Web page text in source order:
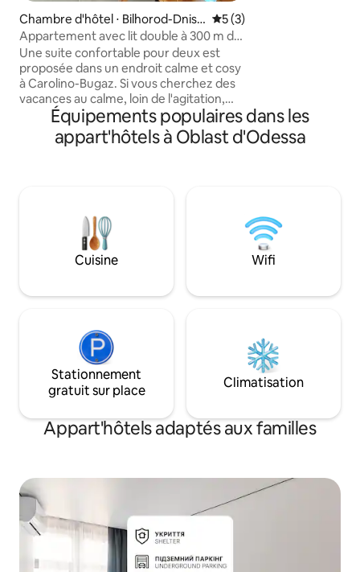
Chambre d'hôtel ⋅ Bilhorod-Dnist
rovskyi, Zatoka
Évaluation moyenne sur
5 (3)
Appartement avec lit double à 300 m de
la plage.
Une suite confortable pour deux est
proposée dans un endroit calme et cosy
à Carolino-Bugaz. Si vous cherchez des
vacances au calme, loin de l'agitation,
vous êtes vraiment au bon endroit. Le
logement se trouve à seulement
4 minutes à pied d'une grande plage
planification garantit un maximum
d'intimité et un minimum d'interaction
avec les autres voyageurs. Le prix est
pour un séjour d'une nuit pour 2
partir de 5 ans.
Équipements populaires dans les
appart'hôtels à Oblast d'Odessa
Cuisine Wifi
Stationnement
gratuit sur place
Climatisation
Appart'hôtels adaptés aux familles